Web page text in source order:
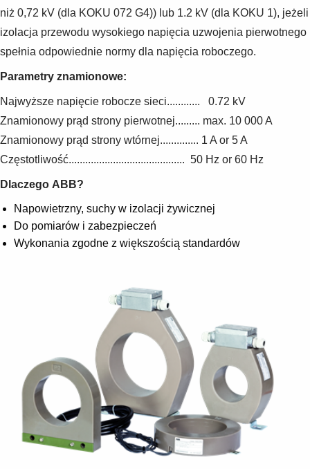
Shopping list preview
niż 0,72 kV (dla KOKU 072 G4)) lub 1.2 kV (dla KOKU 1), jeżeli
izolacja przewodu wysokiego napięcia uzwojenia pierwotnego
spełnia odpowiednie normy dla napięcia roboczego.
Parametry znamionowe:
Najwyższe napięcie robocze sieci............ 0.72 kV
Znamionowy prąd strony pierwotnej......... max. 10 000 A
Znamionowy prąd strony wtórnej.............. 1 A or 5 A
Częstotliwość.......................................... 50 Hz or 60 Hz
Dlaczego ABB?
Napowietrzny, suchy w izolacji żywicznej
Do pomiarów i zabezpieczeń
Wykonania zgodne z większością standardów